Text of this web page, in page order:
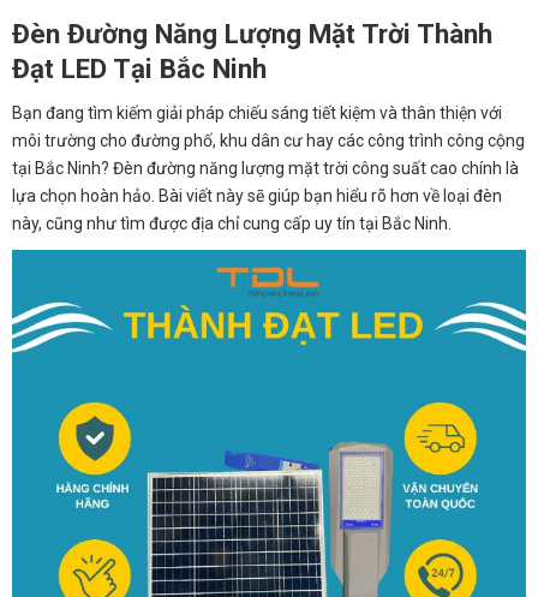
Đèn Đường Năng Lượng Mặt Trời Thành
Đạt LED Tại Bắc Ninh
Bạn đang tìm kiếm giải pháp chiếu sáng tiết kiệm và thân thiện với
môi trường cho đường phố, khu dân cư hay các công trình công cộng
tại Bắc Ninh? Đèn đường năng lượng mặt trời công suất cao chính là
lựa chọn hoàn hảo. Bài viết này sẽ giúp bạn hiểu rõ hơn về loại đèn
này, cũng như tìm được địa chỉ cung cấp uy tín tại Bắc Ninh.